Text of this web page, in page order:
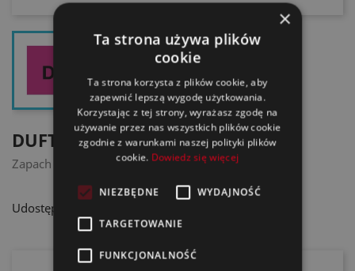
DUFTSTOFF FRESH COTTON
Zapach Świeżości
Udostępnij
×
Ta strona używa plików
cookie
Ta strona korzysta z plików cookie, aby
zapewnić lepszą wygodę użytkowania.
Korzystając z tej strony, wyrażasz zgodę na
używanie przez nas wszystkich plików cookie
zgodnie z warunkami naszej polityki plików
cookie. Dowiedz się więcej
NIEZBĘDNE WYDAJNOŚĆ
TARGETOWANIE
FUNKCJONALNOŚĆ